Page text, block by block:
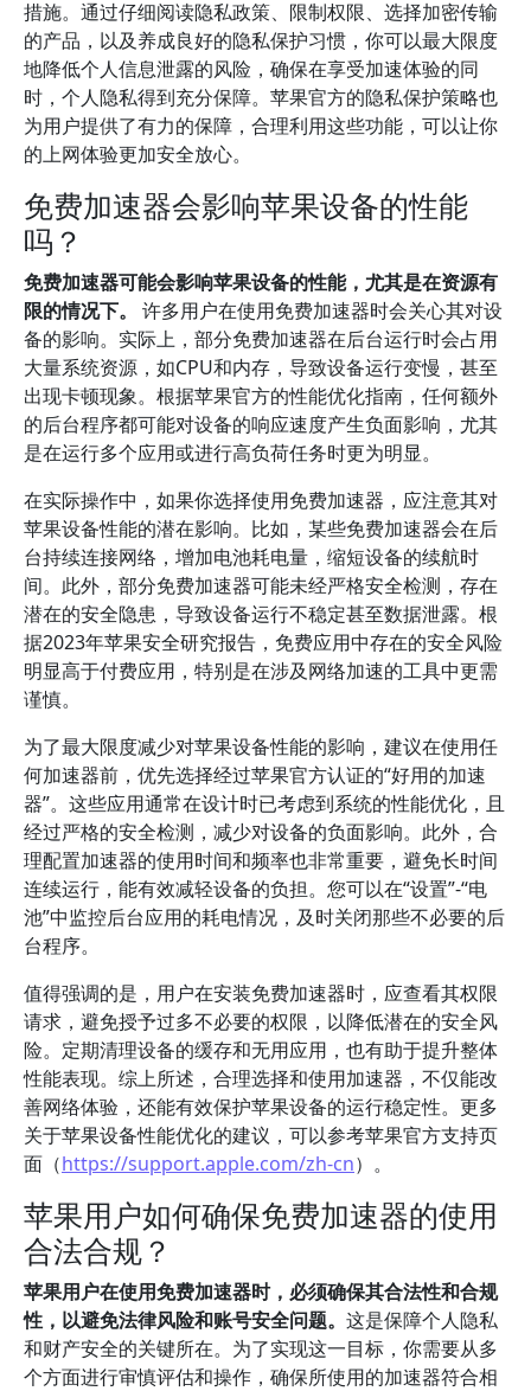
措施。通过仔细阅读隐私政策、限制权限、选择加密传输
的产品，以及养成良好的隐私保护习惯，你可以最大限度
地降低个人信息泄露的风险，确保在享受加速体验的同
时，个人隐私得到充分保障。苹果官方的隐私保护策略也
为用户提供了有力的保障，合理利用这些功能，可以让你
的上网体验更加安全放心。
免费加速器会影响苹果设备的性能
吗？
免费加速器可能会影响苹果设备的性能，尤其是在资源有
限的情况下。
许多用户在使用免费加速器时会关心其对设
备的影响。实际上，部分免费加速器在后台运行时会占用
大量系统资源，如CPU和内存，导致设备运行变慢，甚至
出现卡顿现象。根据苹果官方的性能优化指南，任何额外
的后台程序都可能对设备的响应速度产生负面影响，尤其
是在运行多个应用或进行高负荷任务时更为明显。
在实际操作中，如果你选择使用免费加速器，应注意其对
苹果设备性能的潜在影响。比如，某些免费加速器会在后
台持续连接网络，增加电池耗电量，缩短设备的续航时
间。此外，部分免费加速器可能未经严格安全检测，存在
潜在的安全隐患，导致设备运行不稳定甚至数据泄露。根
据2023年苹果安全研究报告，免费应用中存在的安全风险
明显高于付费应用，特别是在涉及网络加速的工具中更需
谨慎。
为了最大限度减少对苹果设备性能的影响，建议在使用任
何加速器前，优先选择经过苹果官方认证的“好用的加速
器”。这些应用通常在设计时已考虑到系统的性能优化，且
经过严格的安全检测，减少对设备的负面影响。此外，合
理配置加速器的使用时间和频率也非常重要，避免长时间
连续运行，能有效减轻设备的负担。您可以在“设置”-“电
池”中监控后台应用的耗电情况，及时关闭那些不必要的后
台程序。
值得强调的是，用户在安装免费加速器时，应查看其权限
请求，避免授予过多不必要的权限，以降低潜在的安全风
险。定期清理设备的缓存和无用应用，也有助于提升整体
性能表现。综上所述，合理选择和使用加速器，不仅能改
善网络体验，还能有效保护苹果设备的运行稳定性。更多
关于苹果设备性能优化的建议，可以参考苹果官方支持页
面（https://support.apple.com/zh-cn）。
苹果用户如何确保免费加速器的使用
合法合规？
苹果用户在使用免费加速器时，必须确保其合法性和合规
性，以避免法律风险和账号安全问题。 这是保障个人隐私
和财产安全的关键所在。为了实现这一目标，你需要从多
个方面进行审慎评估和操作，确保所使用的加速器符合相